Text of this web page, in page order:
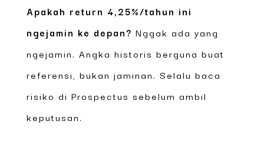
Apakah return 4,25%/tahun ini
ngejamin ke depan? Nggak ada yang
ngejamin. Angka historis berguna buat
referensi, bukan jaminan. Selalu baca
risiko di Prospectus sebelum ambil
keputusan.